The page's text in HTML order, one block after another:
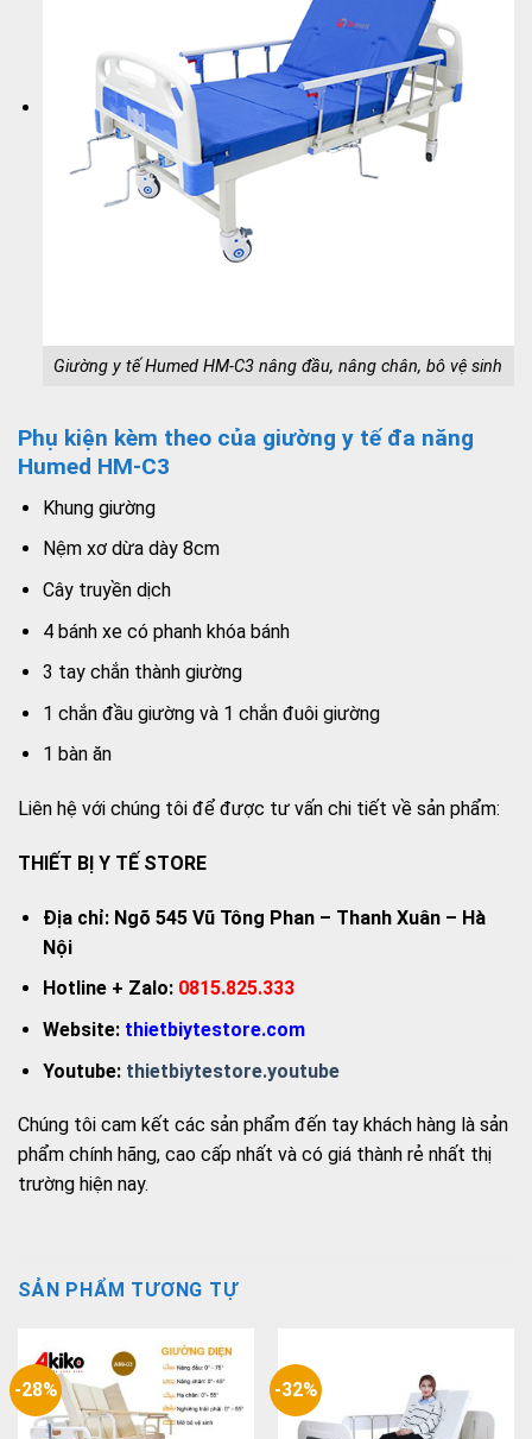
Giường y tế Humed HM-C3 nâng đầu, nâng chân, bô vệ sinh
Phụ kiện kèm theo của giường y tế đa năng
Humed HM-C3
Khung giường
Nệm xơ dừa dày 8cm
Cây truyền dịch
4 bánh xe có phanh khóa bánh
3 tay chắn thành giường
1 chắn đầu giường và 1 chắn đuôi giường
1 bàn ăn
Liên hệ với chúng tôi để được tư vấn chi tiết về sản phẩm:
THIẾT BỊ Y TẾ STORE
Địa chỉ: Ngõ 545 Vũ Tông Phan – Thanh Xuân – Hà
Nội
Hotline + Zalo: 0815.825.333
Website: thietbiytestore.com
Youtube:thietbiytestore.youtube
Chúng tôi cam kết các sản phẩm đến tay khách hàng là sản
phẩm chính hãng, cao cấp nhất và có giá thành rẻ nhất thị
trường hiện nay.
SẢN PHẨM TƯƠNG TỰ
-28% -32%